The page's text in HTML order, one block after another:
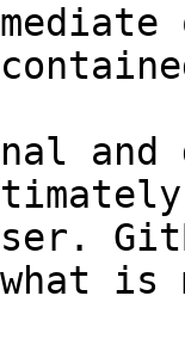
and
what